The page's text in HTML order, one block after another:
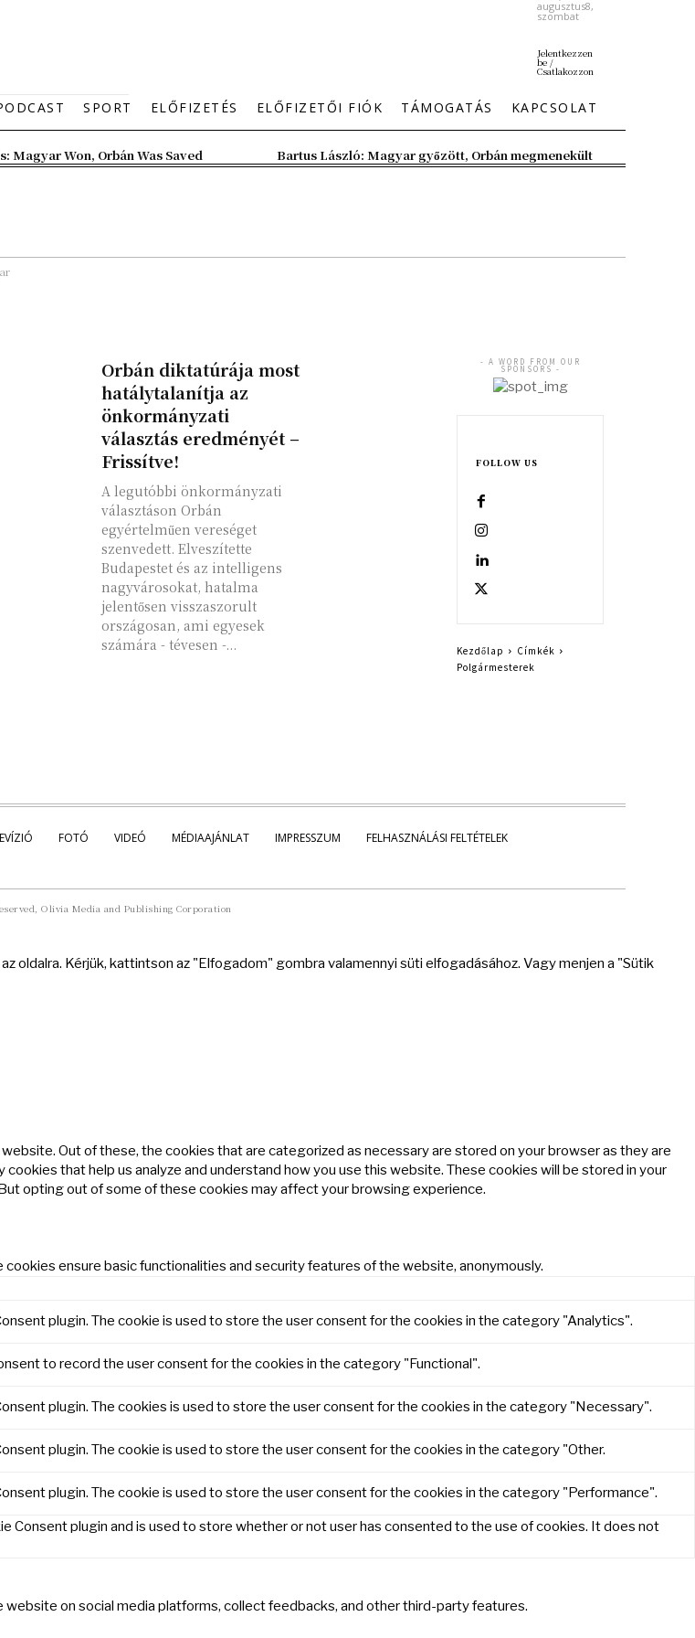
augusztus8,
szombat
Jelentkezzen
be /
Csatlakozzon
SPORT ELŐFIZETÉS ELŐFIZETŐI FIÓK TÁMOGATÁS KAPCSOLAT
Magyar Won, Orbán Was Saved Bartus László: Magyar győzött, Orbán megmenekült
Orbán diktatúrája most
hatálytalanítja az
önkormányzati
választás eredményét –
Frissítve!
A legutóbbi önkormányzati
választáson Orbán
egyértelműen vereséget
szenvedett. Elveszítette
Budapestet és az intelligens
nagyvárosokat, hatalma
jelentősen visszaszorult
országosan, ami egyesek
számára - tévesen -...
- A WORD FROM OUR
SPONSORS -
FOLLOW US
Kezdőlap
Címkék
Polgármesterek
FOTÓ VIDEÓ MÉDIAAJÁNLAT IMPRESSZUM FELHASZNÁLÁSI FELTÉTELEK
Olivia Media and Publishing Corporation
oldalra. Kérjük, kattintson az "Elfogadom" gombra valamennyi süti elfogadásához. Vagy menjen a "Sütik
Out of these, the cookies that are categorized as necessary are stored on your browser as they are
that help us analyze and understand how you use this website. These cookies will be stored in your
opting out of some of these cookies may affect your browsing experience.
ensure basic functionalities and security features of the website, anonymously.
plugin. The cookie is used to store the user consent for the cookies in the category "Analytics".
to record the user consent for the cookies in the category "Functional".
plugin. The cookies is used to store the user consent for the cookies in the category "Necessary".
plugin. The cookie is used to store the user consent for the cookies in the category "Other.
plugin. The cookie is used to store the user consent for the cookies in the category "Performance".
Consent plugin and is used to store whether or not user has consented to the use of cookies. It does not
on social media platforms, collect feedbacks, and other third-party features.